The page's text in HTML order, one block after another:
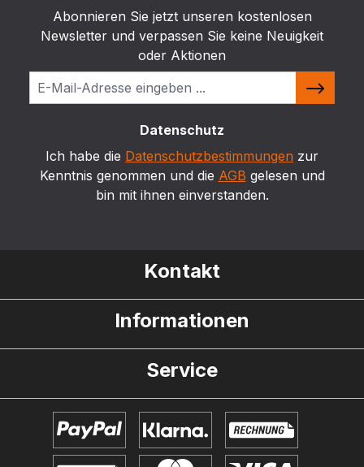
Abonnieren Sie jetzt unseren kostenlosen
Newsletter und verpassen Sie keine Neuigkeit
oder Aktionen
Datenschutz
Ich habe die Datenschutzbestimmungen zur
Kenntnis genommen und die AGB gelesen und
bin mit ihnen einverstanden.
Kontakt
Informationen
Service